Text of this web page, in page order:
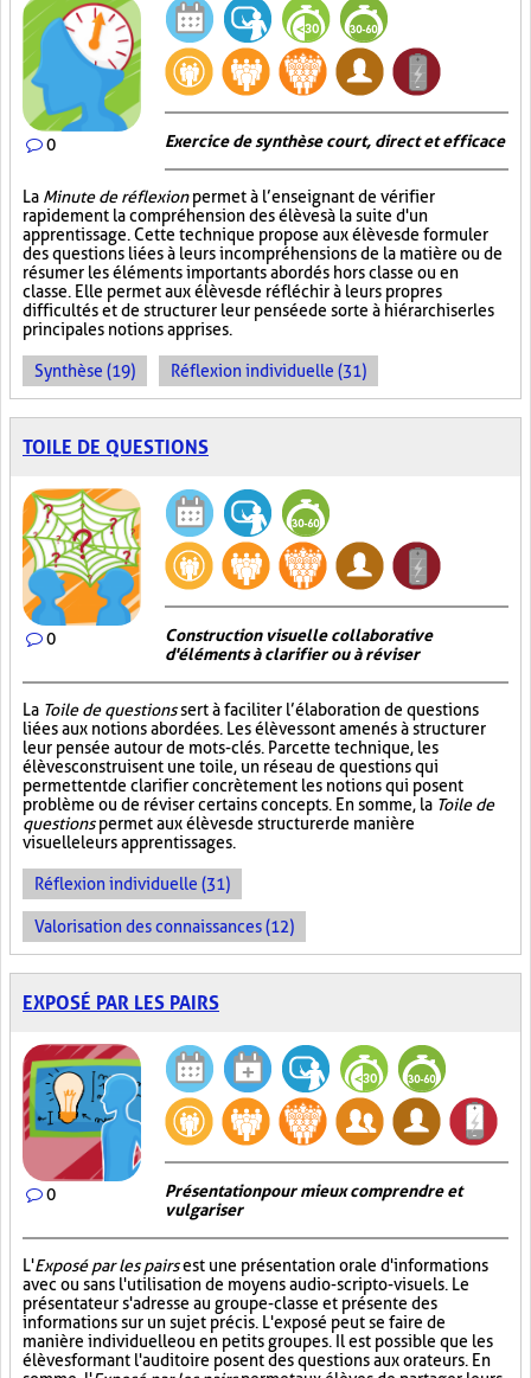
0 Exercice de synthèse court, direct et efficace
La Minute de réflexionpermet à l’enseignant de vérifier
rapidement la compréhension des élèves à la suite d'un
apprentissage. Cette technique propose aux élèves de formuler
des questions liées à leurs incompréhensions de la matière ou de
résumer les éléments importants abordés hors classe ou en
classe. Elle permet aux élèves de réfléchir à leurs propres
difficultés et de structurer leur pensée de sorte à hiérarchiser les
principales notions apprises.
Synthèse (19) Réflexion individuelle (31)
TOILE DE QUESTIONS
0
Construction visuelle collaborative
d'éléments à clarifier ou à réviser
La Toile de questionssert à faciliter l’élaboration de questions
liées aux notions abordées. Les élèves sont amenés à structurer
leur pensée autour de mots-clés. Par cette technique, les
élèves construisent une toile, un réseau de questions qui
permettent de clarifier concrètement les notions qui posent
problème ou de réviser certains concepts. En somme, la Toile de
questionspermet aux élèves de structurer de manière
visuelle leurs apprentissages.
Réflexion individuelle (31)
Valorisation des connaissances (12)
EXPOSÉ PAR LES PAIRS
0
Présentation pour mieux comprendre et
vulgariser
L'Exposé par les pairsest une présentation orale d'informations
avec ou sans l'utilisation de moyens audio-scripto-visuels. Le
présentateur s'adresse au groupe-classe et présente des
informations sur un sujet précis. L'exposé peut se faire de
manière individuelle ou en petits groupes. Il est possible que les
élèves formant l'auditoire posent des questions aux orateurs. En